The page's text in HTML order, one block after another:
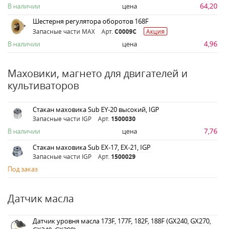
В наличии цена 64,20
Шестерня регулятора оборотов 168F
Запасные части MAX Арт. C0009C Акция
В наличии цена 4,96
Маховики, магнето для двигателей и
культиваторов
Стакан маховика Sub EY-20 высокий, IGP
Запасные части IGP Арт. 1500030
В наличии цена 7,76
Стакан маховика Sub EX-17, EX-21, IGP
Запасные части IGP Арт. 1500029
Под заказ
Датчик масла
Датчик уровня масла 173F, 177F, 182F, 188F (GX240, GX270,